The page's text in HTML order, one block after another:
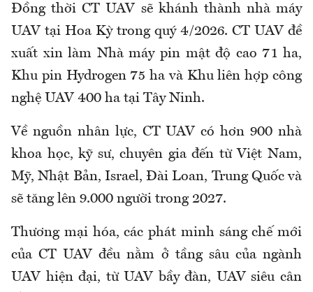
Đồng thời CT UAV sẽ khánh thành nhà máy
UAV tại Hoa Kỳ trong quý 4/2026. CT UAV đề
xuất xin làm Nhà máy pin mật độ cao 71 ha,
Khu pin Hydrogen 75 ha và Khu liên hợp công
nghệ UAV 400 ha tại Tây Ninh.
Về nguồn nhân lực, CT UAV có hơn 900 nhà
khoa học, kỹ sư, chuyên gia đến từ Việt Nam,
Mỹ, Nhật Bản, Israel, Đài Loan, Trung Quốc và
sẽ tăng lên 9.000 người trong 2027.
Thương mại hóa, các phát minh sáng chế mới
của CT UAV đều nằm ở tầng sâu của ngành
UAV hiện đại, từ UAV bầy đàn, UAV siêu cân